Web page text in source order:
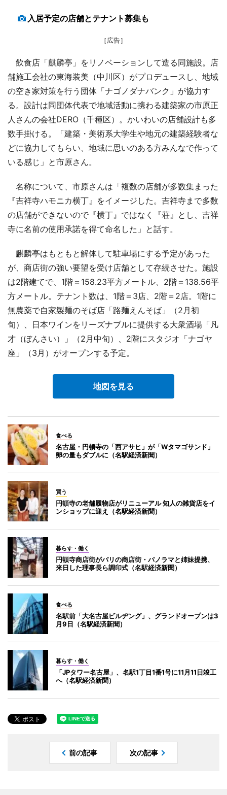
入居予定の店舗とテナント募集も
［広告］
飲食店「麒麟亭」をリノベーションして造る同施設。店
舗施工会社の東海装美（中川区）がプロデュースし、地域
の空き家対策を行う団体「ナゴノダナバンク」が協力す
る。設計は同団体代表で地域活動に携わる建築家の市原正
人さんの会社DERO（千種区）。かいわいの店舗設計も多
数手掛ける。「建築・美術系大学生や地元の建築経験者な
どに協力してもらい、地域に思いのある方みんなで作って
いる感じ」と市原さん。
名称について、市原さんは「複数の店舗が多数集まった
『吉祥寺ハモニカ横丁』をイメージした。吉祥寺まで多数
の店舗ができないので『横丁』ではなく『荘』とし、吉祥
寺に名前の使用承諾を得て命名した」と話す。
麒麟亭はもともと解体して駐車場にする予定があった
が、商店街の強い要望を受け店舗として存続させた。施設
は2階建てで、1階＝158.23平方メートル、2階＝138.56平
方メートル。テナント数は、1階＝3店、2階＝2店。1階に
無農薬で自家製麺のそば店「路麺えんそば」（2月初
旬）、日本ワインをリーズナブルに提供する大衆酒場「凡
才（ぼんさい）」（2月中旬）、2階にスタジオ「ナゴヤ
座」（3月）がオープンする予定。
地図を見る
食べる
名古屋・円頓寺の「西アサヒ」が「Wタマゴサンド」
卵の量もダブルに（名駅経済新聞）
買う
円頓寺の老舗履物店がリニューアル 知人の雑貨店をイ
ンショップに迎え（名駅経済新聞）
暮らす・働く
円頓寺商店街がパリの商店街・パノラマと姉妹提携、
来日した理事長ら調印式（名駅経済新聞）
食べる
名駅前「大名古屋ビルヂング」、グランドオープンは3
月9日（名駅経済新聞）
暮らす・働く
「JPタワー名古屋」、名駅1丁目1番1号に11月11日竣工
へ（名駅経済新聞）
前の記事 次の記事